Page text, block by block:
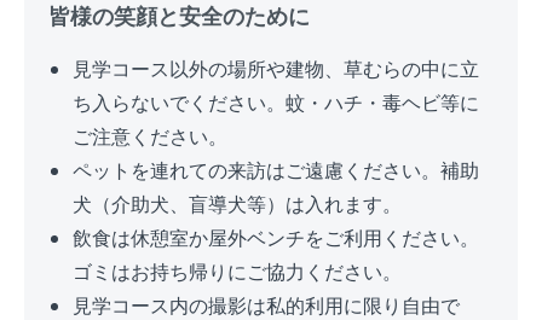
皆様の笑顔と安全のために
見学コース以外の場所や建物、草むらの中に立
ち入らないでください。蚊・ハチ・毒ヘビ等に
ご注意ください。
ペットを連れての来訪はご遠慮ください。補助
犬（介助犬、盲導犬等）は入れます。
飲食は休憩室か屋外ベンチをご利用ください。
ゴミはお持ち帰りにご協力ください。
見学コース内の撮影は私的利用に限り自由で